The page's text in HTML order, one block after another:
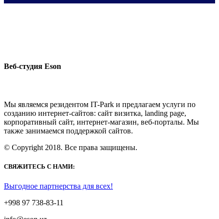
Веб-студия Eson
Мы являемся резидентом IT-Park и предлагаем услуги по
созданию интернет-сайтов: сайт визитка, landing page,
корпоративный сайт, интернет-магазин, веб-порталы. Мы
также занимаемся поддержкой сайтов.
© Copyright 2018. Все права защищены.
СВЯЖИТЕСЬ С НАМИ:
Выгодное партнерства для всех!
+998 97 738-83-11